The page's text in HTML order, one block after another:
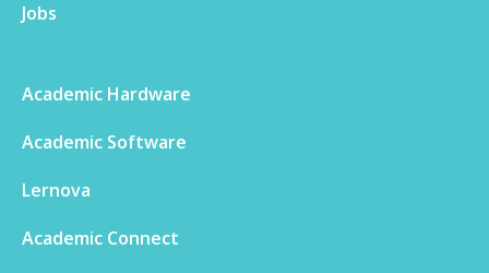
Jobs
Academic Hardware
Academic Software
Lernova
Academic Connect